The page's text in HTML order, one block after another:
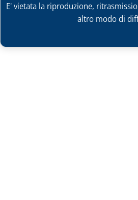
E' vietata la riproduzione,
altro modo di